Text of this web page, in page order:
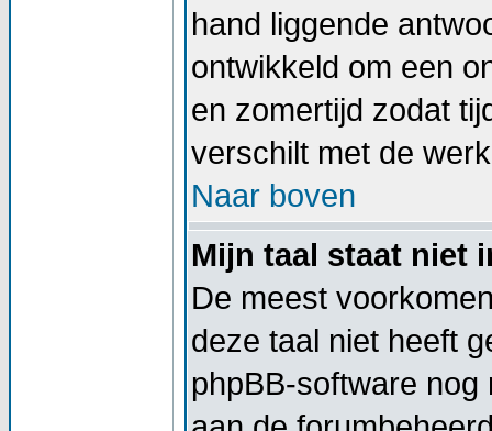
hand liggende
ontwikkeld om een
en zomertijd zodat
verschilt met de
Naar boven
Mijn taal staat niet
De meest
deze taal niet heeft
phpBB-software